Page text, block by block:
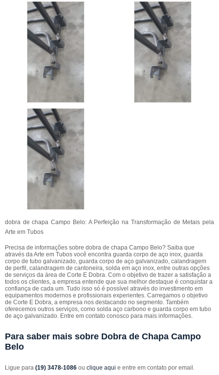
dobra de chapa Campo Belo: A Perfeição na Transformação de Metais pela
Arte em Tubos
Precisa de informações sobre dobra de chapa Campo Belo? Saiba que
através da Arte em Tubos você encontra guarda corpo de aço inox, guarda
corpo de tubo galvanizado, guarda corpo de aço galvanizado, calandragem
de perfil, calandragem de cantoneira, solda em aço inox, entre outras opções
de serviços da área de Corte E Dobra. Com o objetivo de trazer a satisfação a
todos os clientes, a empresa entende que sua melhor destaque é conquistar a
confiança de cada um. Tudo isso só é possível através do investimento em
equipamentos modernos e profissionais experientes. Carregamos o objetivo
de Corte E Dobra, a empresa nos destacando no segmento. Também
oferecemos outros serviços, como solda aço carbono e guarda corpo em tubo
de aço galvanizado. Entre em contato conosco para mais informações.
Para saber mais sobre Dobra de Chapa Campo
Belo
Ligue para (19) 3478-1086 ou clique aqui e entre em contato por email.